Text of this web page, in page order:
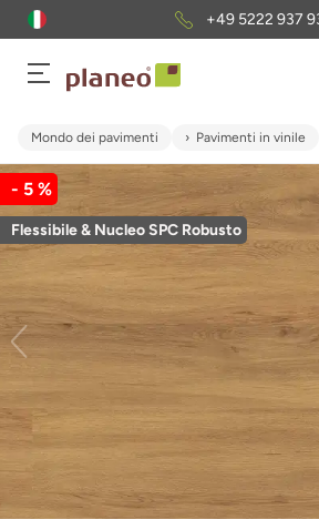
+49 5222 937
Mondo dei pavimenti Pavimenti in vinile
- 5 %
Flessibile & Nucleo SPC Robusto